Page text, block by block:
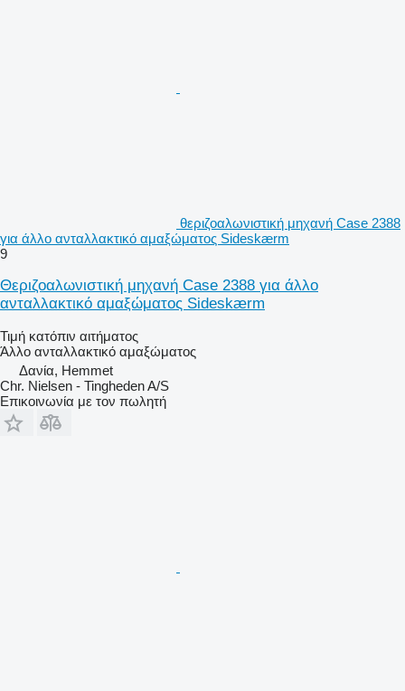
θεριζοαλωνιστική μηχανή Case 2388
για άλλο ανταλλακτικό αμαξώματος Sideskærm
9
Θεριζοαλωνιστική μηχανή Case 2388 για άλλο
ανταλλακτικό αμαξώματος Sideskærm
Τιμή κατόπιν αιτήματος
Άλλο ανταλλακτικό αμαξώματος
Δανία, Hemmet
Chr. Nielsen - Tingheden A/S
Επικοινωνία με τον πωλητή